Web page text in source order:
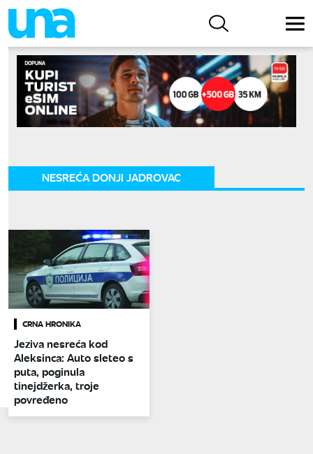
NESREĆA DONJI JADROVAC
CRNA HRONIKA
Jeziva nesreća kod
Aleksinca: Auto sleteo s
puta, poginula
tinejdžerka, troje
povređeno